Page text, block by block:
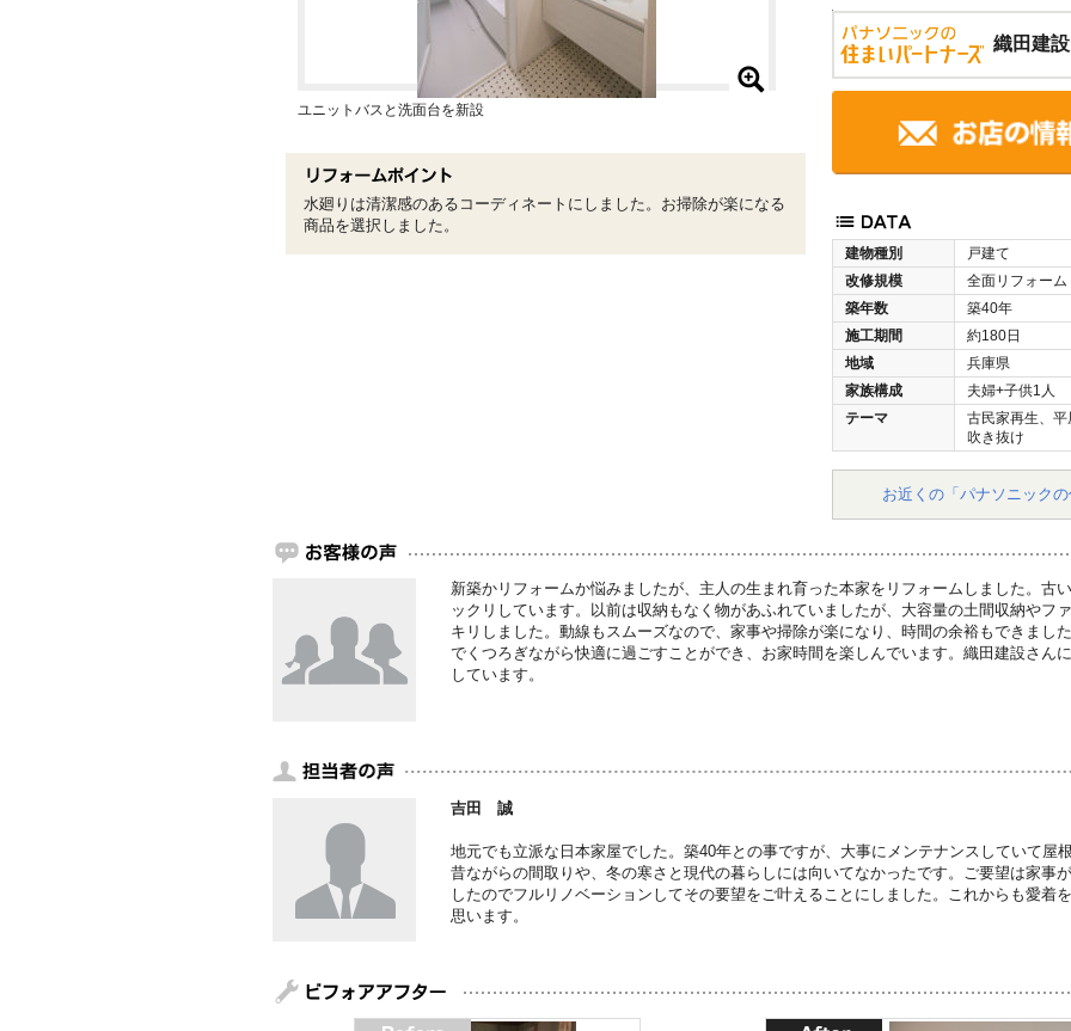
織田建
建物種別
戸建て
改修規模
全面リフォーム
築年数
築40年
施工期間
約180日
地域
兵庫県
家族構成
夫婦+子供1人
テーマ
古民家再生、
吹き抜け
お近くの「パナソニック
ユニットバスと洗面台を新設
水廻りは清潔感のあるコーディネートにしました。お掃除が楽になる
商品を選択しました。
新築かリフォームか悩みましたが、主人の生まれ育った本家をリフォームしました。古
ックリしています。以前は収納もなく物があふれていましたが、大容量の土間収納やフ
キリしました。動線もスムーズなので、家事や掃除が楽になり、時間の余裕もできまし
でくつろぎながら快適に過ごすことができ、お家時間を楽しんでいます。織田建設さん
しています。
吉田 誠
地元でも立派な日本家屋でした。築40年との事ですが、大事にメンテナンスしていて屋
昔ながらの間取りや、冬の寒さと現代の暮らしには向いてなかったです。ご要望は家事
したのでフルリノベーションしてその要望をご叶えることにしました。これからも愛着
思います。